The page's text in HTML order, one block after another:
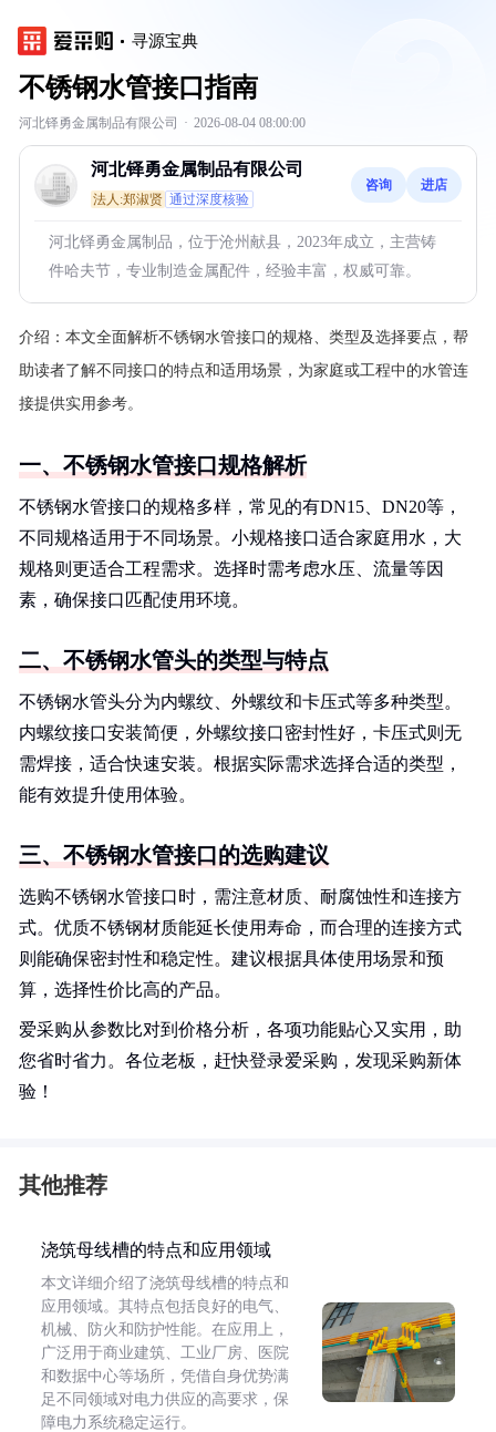
寻源宝典
不锈钢水管接口指南
河北铎勇金属制品有限公司 · 2026-08-04 08:00:00
河北铎勇金属制品有限公司
法人:郑淑贤 通过深度核验
咨询 进店
河北铎勇金属制品，位于沧州献县，2023年成立，主营铸
件哈夫节，专业制造金属配件，经验丰富，权威可靠。
介绍： 本文全面解析不锈钢水管接口的规格、类型及选择要点，帮
助读者了解不同接口的特点和适用场景，为家庭或工程中的水管连
接提供实用参考。
一、不锈钢水管接口规格解析
不锈钢水管接口的规格多样，常见的有DN15、DN20等，
不同规格适用于不同场景。小规格接口适合家庭用水，大
规格则更适合工程需求。选择时需考虑水压、流量等因
素，确保接口匹配使用环境。
二、不锈钢水管头的类型与特点
不锈钢水管头分为内螺纹、外螺纹和卡压式等多种类型。
内螺纹接口安装简便，外螺纹接口密封性好，卡压式则无
需焊接，适合快速安装。根据实际需求选择合适的类型，
能有效提升使用体验。
三、不锈钢水管接口的选购建议
选购不锈钢水管接口时，需注意材质、耐腐蚀性和连接方
式。优质不锈钢材质能延长使用寿命，而合理的连接方式
则能确保密封性和稳定性。建议根据具体使用场景和预
算，选择性价比高的产品。
爱采购从参数比对到价格分析，各项功能贴心又实用，助
您省时省力。各位老板，赶快登录爱采购，发现采购新体
验！
其他推荐
浇筑母线槽的特点和应用领域
本文详细介绍了浇筑母线槽的特点和
应用领域。其特点包括良好的电气、
机械、防火和防护性能。在应用上，
广泛用于商业建筑、工业厂房、医院
和数据中心等场所，凭借自身优势满
足不同领域对电力供应的高要求，保
障电力系统稳定运行。